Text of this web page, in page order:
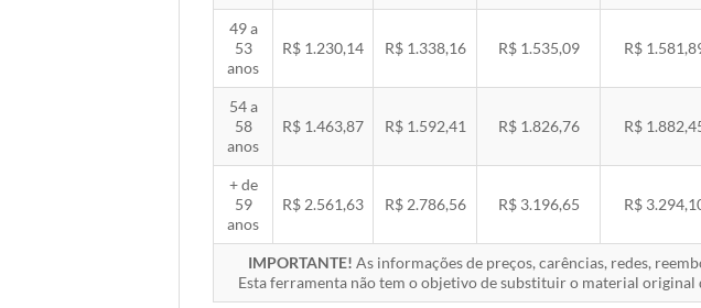
49 a
53
anos
R$ 1.230,14 R$ 1.338,16 R$ 1.535,09 R$
54 a
58
anos
R$ 1.463,87 R$ 1.592,41 R$ 1.826,76 R$
+ de
59
anos
R$ 2.561,63 R$ 2.786,56 R$ 3.196,65 R$
IMPORTANTE! As informações de preços, carências, redes,
Esta ferramenta não tem o objetivo de substituir o material